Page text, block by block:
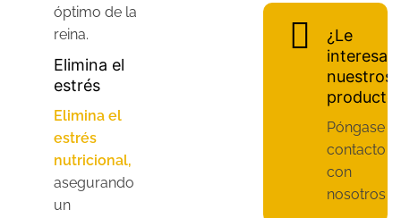
óptimo de la
reina.
Elimina el
estrés
Elimina el
estrés
nutricional,
asegurando
un
¿Le
interesan
nuestros
Póngase
contacto
con
nosotros